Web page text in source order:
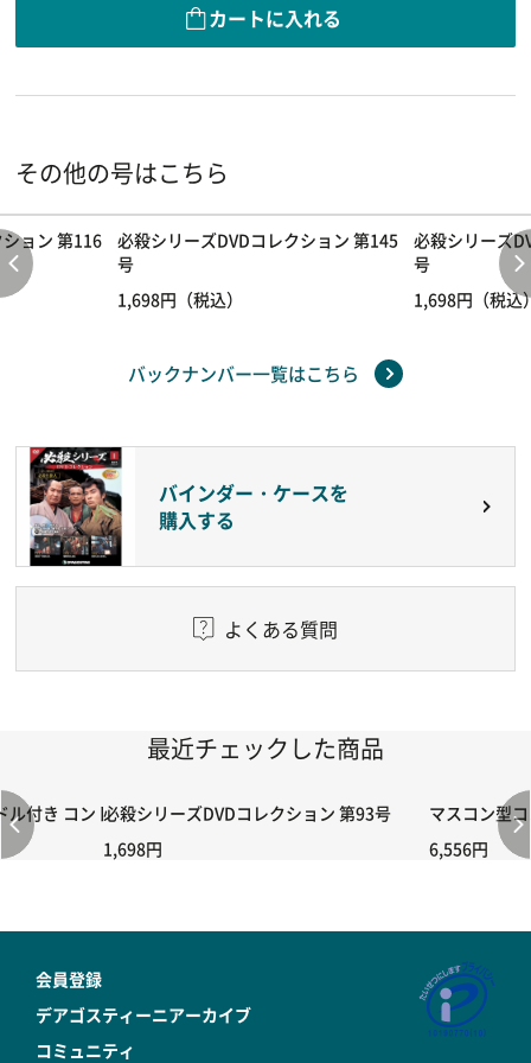
カートに入れる
その他の号はこちら
ョン 第116
必殺シリーズDVDコレクション 第145
号
1,698円（税込）
必殺シリーズ
号
1,698円（税込
バックナンバー一覧はこちら
バインダー・ケースを
購入する
よくある質問
最近チェックした商品
付き コントローラー＆ポイント切り替えスイッチRC-02/C002 /
必殺シリーズDVDコレクション 第93号
1,698円
マスコン型
6,556円
会員登録
デアゴスティーニアーカイブ
コミュニティ